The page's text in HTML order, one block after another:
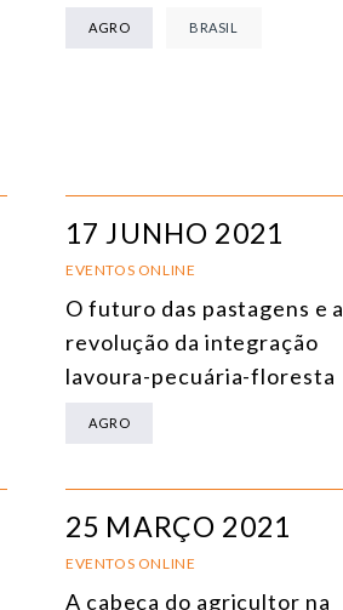
AGRO BRASIL
17 JUNHO 2021
EVENTOS ONLINE
O futuro das pastagens e a
revolução da integração
lavoura-pecuária-floresta
AGRO
25 MARÇO 2021
EVENTOS ONLINE
A cabeça do agricultor na